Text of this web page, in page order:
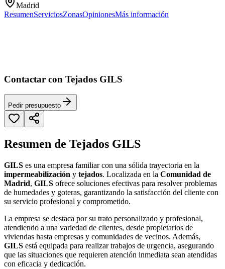
Madrid
ResumenServiciosZonasOpinionesMás información
Contactar con Tejados GILS
Pedir presupuesto
Resumen de Tejados GILS
GILS es una empresa familiar con una sólida trayectoria en la
impermeabilización y tejados. Localizada en la Comunidad de
Madrid, GILS ofrece soluciones efectivas para resolver problemas
de humedades y goteras, garantizando la satisfacción del cliente con
su servicio profesional y comprometido.
La empresa se destaca por su trato personalizado y profesional,
atendiendo a una variedad de clientes, desde propietarios de
viviendas hasta empresas y comunidades de vecinos. Además,
GILS está equipada para realizar trabajos de urgencia, asegurando
que las situaciones que requieren atención inmediata sean atendidas
con eficacia y dedicación.